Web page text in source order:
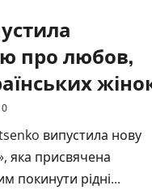
про любов,
0
випустила нову
яка присвячена
покинути рідні...